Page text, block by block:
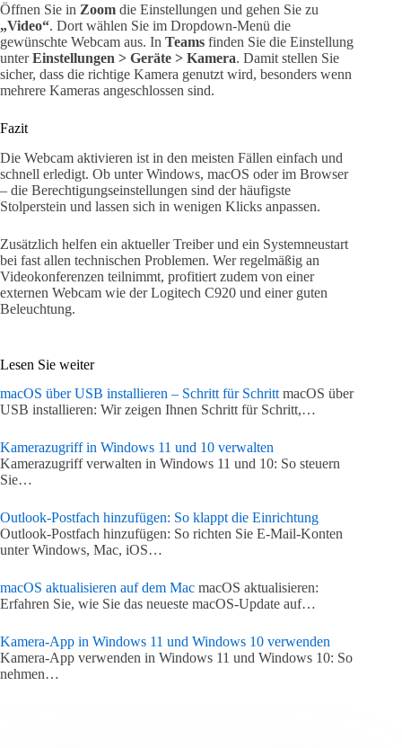
Öffnen Sie in Zoom die Einstellungen und gehen Sie zu
„Video“. Dort wählen Sie im Dropdown-Menü die
gewünschte Webcam aus. In Teams finden Sie die Einstellung
unterEinstellungen > Geräte > Kamera. Damit stellen Sie
sicher, dass die richtige Kamera genutzt wird, besonders wenn
mehrere Kameras angeschlossen sind.
Fazit
Die Webcam aktivieren ist in den meisten Fällen einfach und
schnell erledigt. Ob unter Windows, macOS oder im Browser
– die Berechtigungseinstellungen sind der häufigste
Stolperstein und lassen sich in wenigen Klicks anpassen.
Zusätzlich helfen ein aktueller Treiber und ein Systemneustart
bei fast allen technischen Problemen. Wer regelmäßig an
Videokonferenzen teilnimmt, profitiert zudem von einer
externen Webcam wie der Logitech C920 und einer guten
Beleuchtung.
Lesen Sie weiter
macOS über USB installieren – Schritt für SchrittmacOS über
USB installieren: Wir zeigen Ihnen Schritt für Schritt,…
Kamerazugriff in Windows 11 und 10 verwalten
Kamerazugriff verwalten in Windows 11 und 10: So steuern
Sie…
Outlook-Postfach hinzufügen: So klappt die Einrichtung
Outlook-Postfach hinzufügen: So richten Sie E-Mail-Konten
unter Windows, Mac, iOS…
macOS aktualisieren auf dem Mac macOS aktualisieren:
Erfahren Sie, wie Sie das neueste macOS-Update auf…
Kamera-App in Windows 11 und Windows 10 verwenden
Kamera-App verwenden in Windows 11 und Windows 10: So
nehmen…